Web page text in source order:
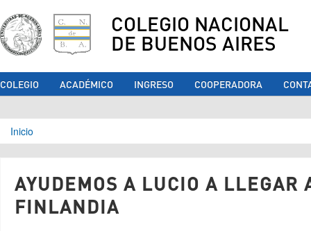
COLEGIO NACIONAL
DE BUENOS AIRES
COLEGIO ACADÉMICO INGRESO COOPERADORA
Se encuentra usted aquí
Inicio
AYUDEMOS A LUCIO A LLEGAR
FINLANDIA